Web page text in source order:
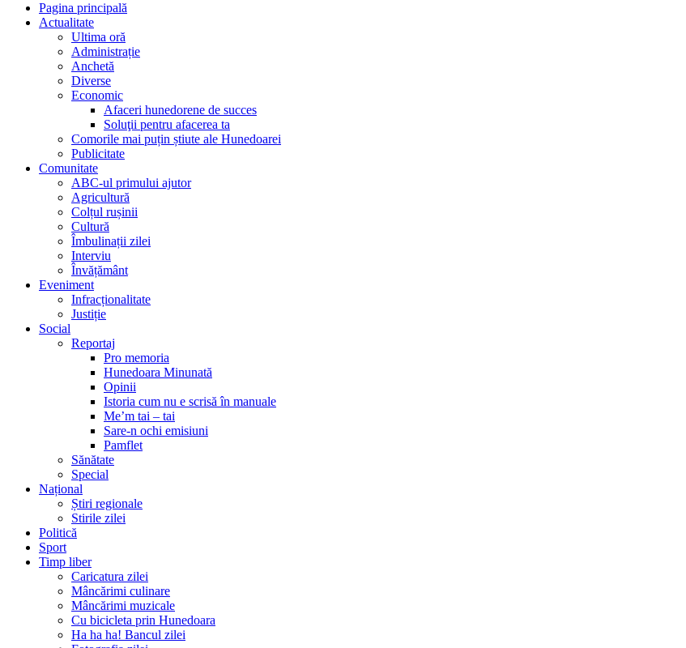
Pagina principală
Actualitate
Ultima oră
Administrație
Anchetă
Diverse
Economic
Afaceri hunedorene de succes
Soluţii pentru afacerea ta
Comorile mai puțin știute ale Hunedoarei
Publicitate
Comunitate
ABC-ul primului ajutor
Agricultură
Colțul rușinii
Cultură
Îmbulinații zilei
Interviu
Învățământ
Eveniment
Infracționalitate
Justiție
Social
Reportaj
Pro memoria
Hunedoara Minunată
Opinii
Istoria cum nu e scrisă în manuale
Me’m tai – tai
Sare-n ochi emisiuni
Pamflet
Sănătate
Special
Național
Știri regionale
Stirile zilei
Politică
Sport
Timp liber
Caricatura zilei
Mâncărimi culinare
Mâncărimi muzicale
Cu bicicleta prin Hunedoara
Ha ha ha! Bancul zilei